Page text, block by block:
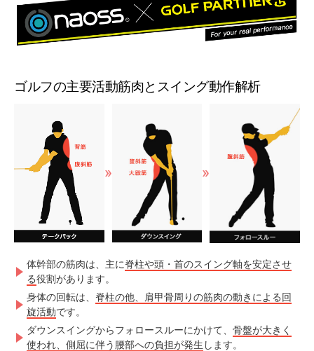
ゴルフの主要活動筋肉とスイング動作解析
体幹部の筋肉は、主に脊柱や頭・首のスイング軸を安定させ
る役割があります。
身体の回転は、 脊柱の他、肩甲骨周りの筋肉の動きによる回
旋活動です。
ダウンスイングからフォロースルーにかけて、 骨盤が大きく
使われ、側屈に伴う腰部への負担が発生 します。